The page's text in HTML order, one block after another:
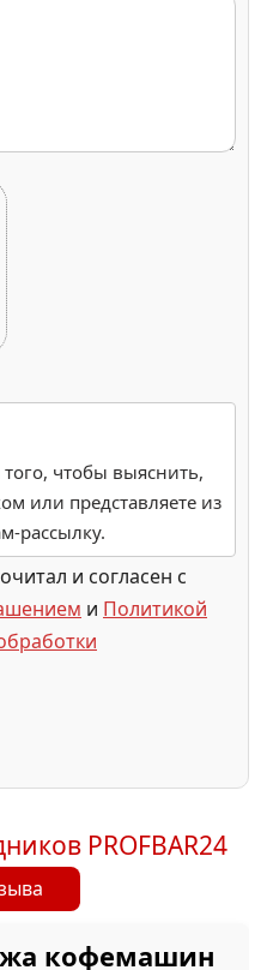
того, чтобы выяснить,
или представляете из
рассылку.
и согласен с
и Политикой
PROFBAR24
кофемашин